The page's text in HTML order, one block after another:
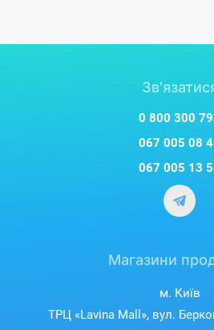
0 800 300
067 005 08
067 005 13
Магазини
м. Київ
ТРЦ «Lavina Mall», вул.